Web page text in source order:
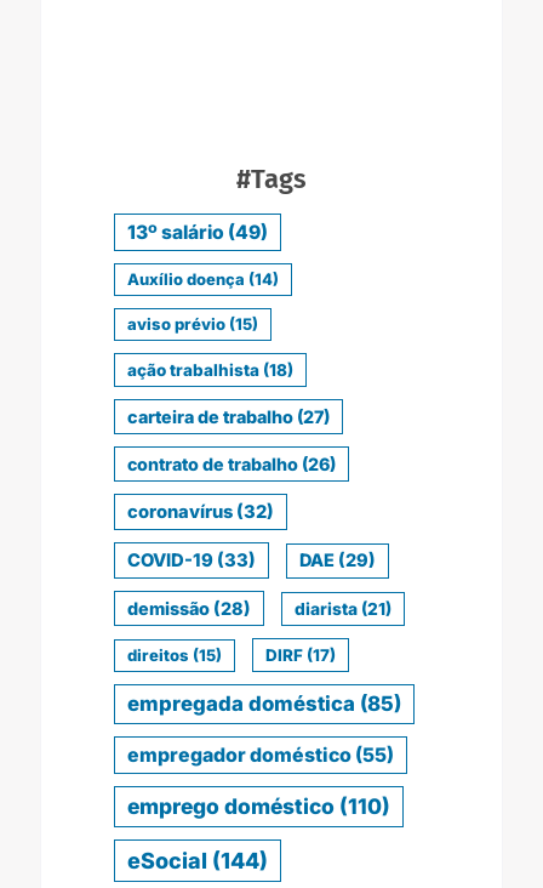
#Tags
13º salário (49)
Auxílio doença (14)
aviso prévio(15)
ação trabalhista(18)
carteira de trabalho(27)
contrato de trabalho(26)
coronavírus(32)
COVID-19(33) DAE(29)
demissão(28) diarista(21)
direitos (15) DIRF(17)
empregada doméstica (85)
empregador doméstico(55)
emprego doméstico(110)
eSocial (144)